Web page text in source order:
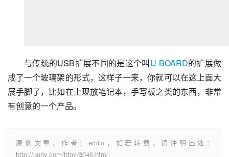
与传统的USB扩展不同的是这个叫U-BOARD的扩展做
成了一个玻璃架的形式，这样子一来，你就可以在这上面大
展手脚了，比如在上现放笔记本，手写板之类的东西，非常
有创意的一个产品。
原创文章，作者：emilo，如若转载，请注明出处：
http://uuhy.com/html/3046.html